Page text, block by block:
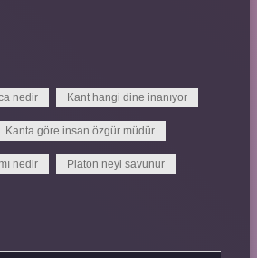
nedir Kant hangi dine inanıyor
Kanta göre insan özgür müdür
nedir Platon neyi savunur